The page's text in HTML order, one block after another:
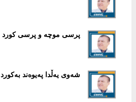
پرسی موچە و پرسی کورد
شەوی یەڵدا پەیوەند بەکورد